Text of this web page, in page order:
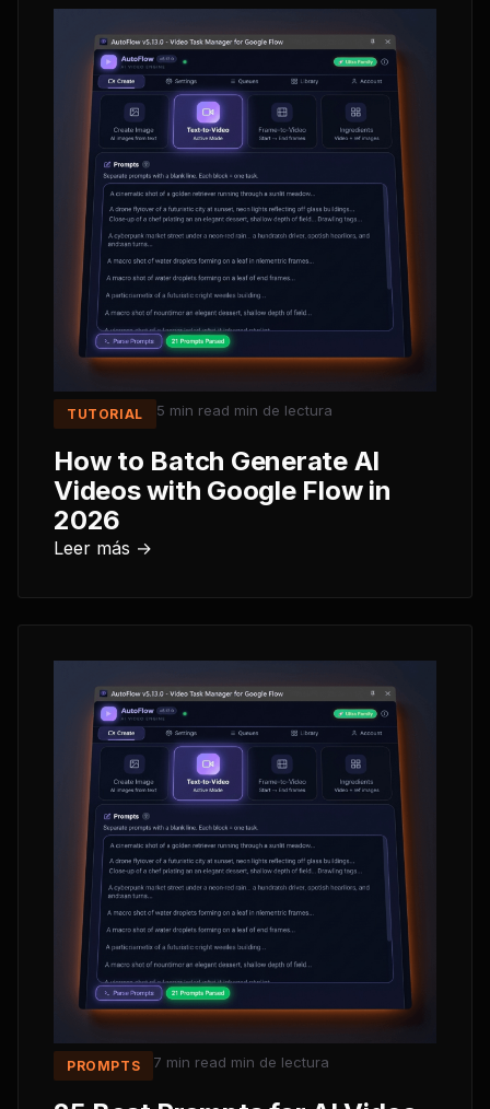
TUTORIAL 5 min read min de lectura
How to Batch Generate AI
Videos with Google Flow in
2026
Leer más →
PROMPTS 7 min read min de lectura